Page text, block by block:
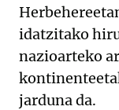
idatzitako
nazioarteko
jarduna da.